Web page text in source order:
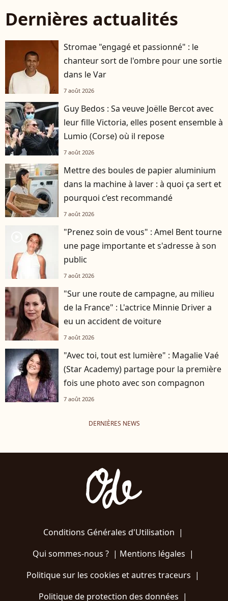
Dernières actualités
Stromae "engagé et passionné" : le
chanteur sort de l'ombre pour une sortie
dans le Var
7 août 2026
Guy Bedos : Sa veuve Joëlle Bercot avec
leur fille Victoria, elles posent ensemble à
Lumio (Corse) où il repose
7 août 2026
Mettre des boules de papier aluminium
dans la machine à laver : à quoi ça sert et
pourquoi c’est recommandé
7 août 2026
"Prenez soin de vous" : Amel Bent tourne
une page importante et s'adresse à son
public
7 août 2026
"Sur une route de campagne, au milieu
de la France" : L'actrice Minnie Driver a
eu un accident de voiture
7 août 2026
"Avec toi, tout est lumière" : Magalie Vaé
(Star Academy) partage pour la première
fois une photo avec son compagnon
7 août 2026
DERNIÈRES NEWS
Conditions Générales d'Utilisation |
Qui sommes-nous ?| Mentions légales |
Politique sur les cookies et autres traceurs |
Politique de protection des données |